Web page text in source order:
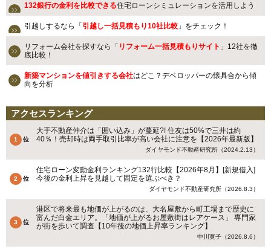
132銀行の金利を比較できる住宅ローンシミュレーションを活用しよう
引越しするなら「引越し一括見積もり10社比較 」をチェック！
リフォーム会社を探すなら「 リフォーム一括見積もりサイト 」12社を徹
底比較！
新築マンションを値引きする会社はどこ？デベロッパーの懐具合から傾
向を分析
アクセスランキング
大手不動産仲介は「囲い込み」が蔓延?! 住友は50%で三井は約
40％！売却時は両手取引比率が高い会社に注意を【2026年最新版】
ダイヤモンド不動産研究所（2024.2.13）
住宅ローン変動金利ランキング132行比較【2026年8月】[新規借入]
今後の金利上昇を見越して固定を選ぶべき？
ダイヤモンド不動産研究所（2026.8.3）
港区で将来最も地価が上がるのは、大名屋敷から町工場まで歴史に
富んだ白金エリア。「地価が上がるお屋敷街はレアケース」 専門家
が街を歩いて調査【10年後の地価上昇率ランキング】
中川寛子（2026.8.6）